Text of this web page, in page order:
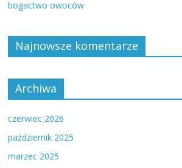
bogactwo owoców
Najnowsze komentarze
Archiwa
czerwiec 2026
październik 2025
marzec 2025